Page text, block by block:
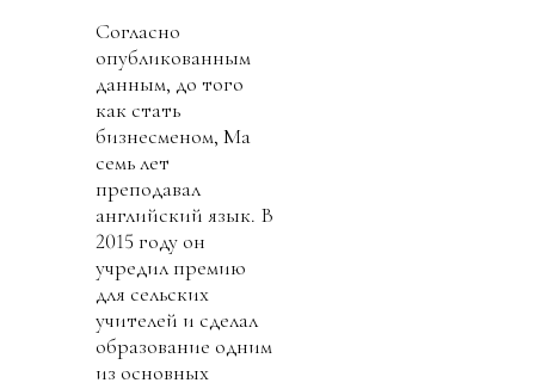
Согласно
опубликованным
данным, до того
как стать
бизнесменом, Ма
семь лет
преподавал
английский язык. В
2015 году он
учредил премию
для сельских
учителей и сделал
образование одним
из основных